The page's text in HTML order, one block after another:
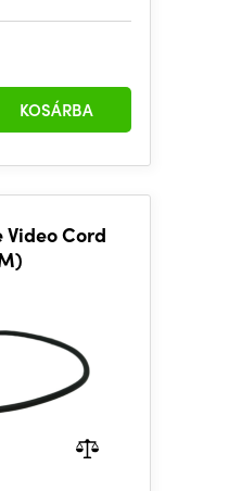
KOSÁRBA
Video Cord